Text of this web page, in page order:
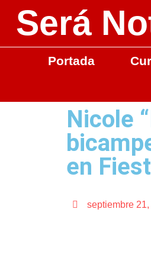
Será
Portada
Nicole
en
septiembre